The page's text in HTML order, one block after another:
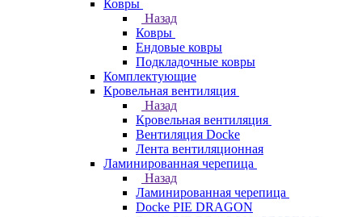
Ковры
Назад
Ковры
Ендовые ковры
Подкладочные ковры
Комплектующие
Кровельная вентиляция
Назад
Кровельная вентиляция
Вентиляция Docke
Лента вентиляционная
Ламинированная черепица
Назад
Ламинированная черепица
Docke PIE DRAGON